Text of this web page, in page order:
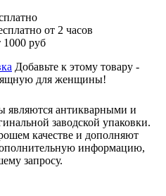
от 2 часов
1000 руб
Добавьте к этому товару -
для женщины!
являются антикварными и
заводской упаковки.
качестве и дополняют
информацию,
запросу.